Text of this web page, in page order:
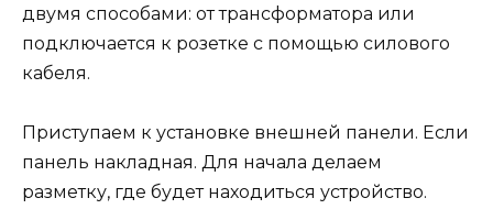
двумя способами: от трансформатора или
подключается к розетке с помощью силового
кабеля.
Приступаем к установке внешней панели. Если
панель накладная. Для начала делаем
разметку, где будет находиться устройство.